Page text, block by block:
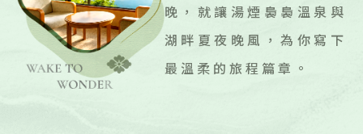
晚，就讓湯煙裊裊溫泉與
湖畔夏夜晚風，為你寫下
最溫柔的旅程篇章。